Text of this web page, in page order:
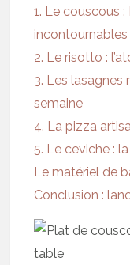
1. Le couscous
2. Le risotto :
3. Les lasagnes
semaine
4. La pizza
5. Le ceviche :
Le matériel de
Conclusion :